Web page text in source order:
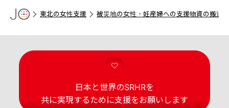
東北の女性支援 被災地の女性・妊産婦への支援物資の搬送
日本と世界のSRHRを
共に実現するために支援をお願いします